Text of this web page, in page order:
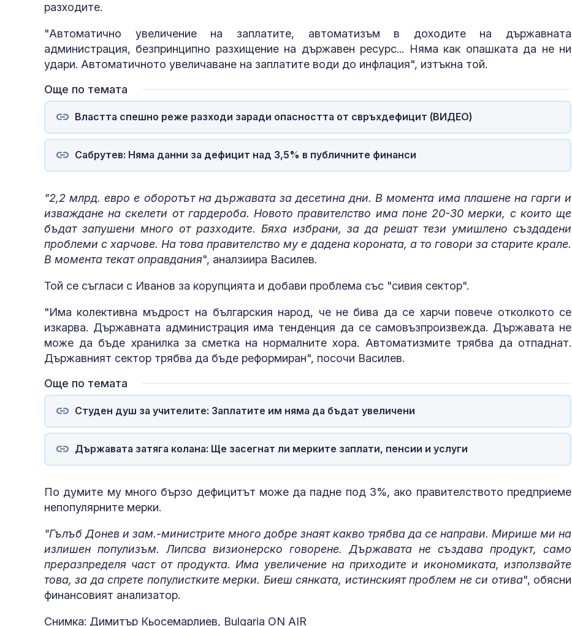
разходите.
"Автоматично увеличение на заплатите, автоматизъм в доходите на държавната
администрация, безпринципно разхищение на държавен ресурс... Няма как опашката да не ни
удари. Автоматичното увеличаване на заплатите води до инфлация", изтъкна той.
Още по темата
Властта спешно реже разходи заради опасността от свръхдефицит (ВИДЕО)
Сабрутев: Няма данни за дефицит над 3,5% в публичните финанси
"2,2 млрд. евро е оборотът на държавата за десетина дни. В момента има плашене на гарги и
изваждане на скелети от гардероба. Новото правителство има поне 20-30 мерки, с които ще
бъдат запушени много от разходите. Бяха избрани, за да решат тези умишлено създадени
проблеми с харчове. На това правителство му е дадена короната, а то говори за старите крале.
В момента текат оправдания", аналзиира Василев.
Той се съгласи с Иванов за корупцията и добави проблема със "сивия сектор".
"Има колективна мъдрост на българския народ, че не бива да се харчи повече отколкото се
изкарва. Държавната администрация има тенденция да се самовъзпроизвежда. Държавата не
може да бъде хранилка за сметка на нормалните хора. Автоматизмите трябва да отпаднат.
Държавният сектор трябва да бъде реформиран", посочи Василев.
Още по темата
Студен душ за учителите: Заплатите им няма да бъдат увеличени
Държавата затяга колана: Ще засегнат ли мерките заплати, пенсии и услуги
По думите му много бързо дефицитът може да падне под 3%, ако правителството предприеме
непопулярните мерки.
"Гълъб Донев и зам.-министрите много добре знаят какво трябва да се направи. Мирише ми на
излишен популизъм. Липсва визионерско говорене. Държавата не създава продукт, само
преразпределя част от продукта. Има увеличение на приходите и икономиката, използвайте
това, за да спрете популистките мерки. Биеш сянката, истинският проблем не си отива", обясни
финансовият анализатор.
Снимка: Димитър Кьосемарлиев, Bulgaria ON AIR